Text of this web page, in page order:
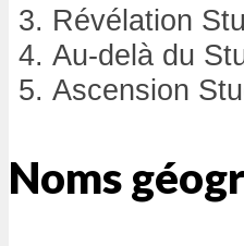
Révélation
Au-delà du
Ascension
Noms